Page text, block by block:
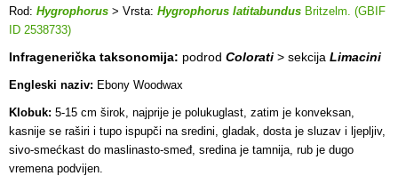
Rod: Hygrophorus > Vrsta: Hygrophorus latitabundus Britzelm. (GBIF
ID 2538733)
Infragenerička taksonomija: podrod Colorati > sekcija Limacini
Engleski naziv: Ebony Woodwax
Klobuk: 5-15 cm širok, najprije je polukuglast, zatim je konveksan,
kasnije se raširi i tupo ispupči na sredini, gladak, dosta je sluzav i ljepljiv,
sivo-smećkast do maslinasto-smeđ, sredina je tamnija, rub je dugo
vremena podvijen.